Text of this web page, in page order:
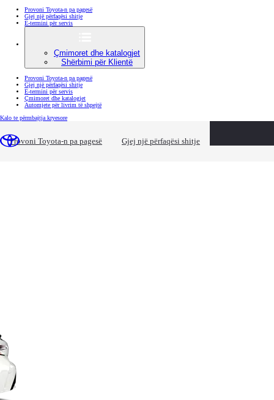
Provoni Toyota-n pa pagesë
Gjej një përfaqësi shitje
E-termini për servis
Çmimoret dhe katalogjet
Shërbimi për Klientë
Provoni Toyota-n pa pagesë
Gjej një përfaqësi shitje
E-termini për servis
Çmimoret dhe katalogjet
Automjete për livrim të shpejtë
Kalo te përmbajtja kryesore(Press Enter)
Provoni Toyota-n pa pagesë Gjej një përfaqësi shitje